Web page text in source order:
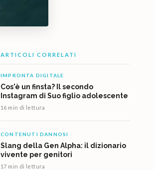
ARTICOLI CORRELATI
IMPRONTA DIGITALE
Cos'è un finsta? Il secondo
Instagram di Suo figlio adolescente
16 min di lettura
CONTENUTI DANNOSI
Slang della Gen Alpha: il dizionario
vivente per genitori
17 min di lettura